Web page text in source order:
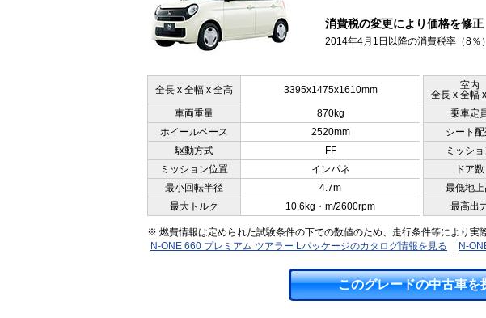
消費税の変更により価格を修正
2014年4月1日以降の消費税率（8％
全長 x 全幅 x 全高 3395x1475x1610mm
室内
全長 x 全幅
車両重量 870kg 乗車定
ホイールベース
2520mm シート配
駆動方式
FF ミッショ
ミッション位置
インパネ ドア数
最小回転半径
4.7m 最低地
最大トルク
10.6kg・m/2600rpm 最高出
※ 燃費情報は定められた試験条件の下での数値のため、走行条件等により実
N-ONE 660 プレミアム ツアラー Lパッケージのカタログ情報を見る
N-
このグレードの中古車を